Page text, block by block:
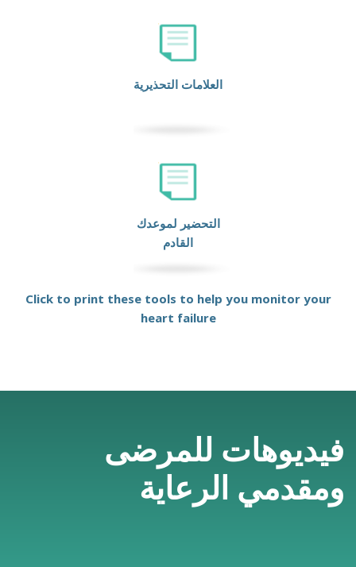
العلامات التحذيرية
التحضير لموعدك
القادم
Click to print these tools to help you monitor your
heart failure
فيديوهات للمرضى
ومقدمي الرعاية